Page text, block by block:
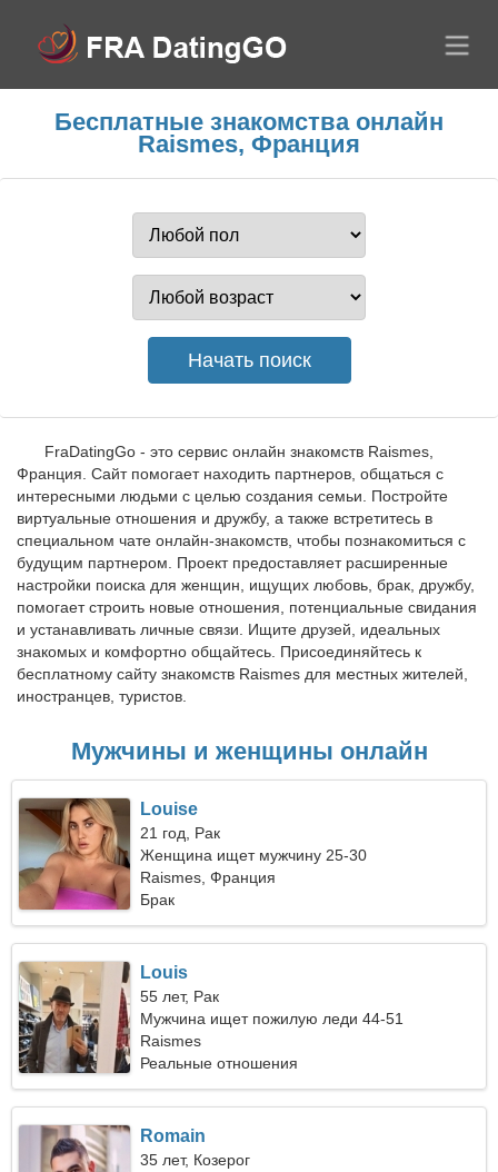
Бесплатные знакомства онлайн
Raismes, Франция
FraDatingGo - это сервис онлайн знакомств Raismes,
Франция. Сайт помогает находить партнеров, общаться с
интересными людьми с целью создания семьи. Постройте
виртуальные отношения и дружбу, а также встретитесь в
специальном чате онлайн-знакомств, чтобы познакомиться с
будущим партнером. Проект предоставляет расширенные
настройки поиска для женщин, ищущих любовь, брак, дружбу,
помогает строить новые отношения, потенциальные свидания
и устанавливать личные связи. Ищите друзей, идеальных
знакомых и комфортно общайтесь. Присоединяйтесь к
бесплатному сайту знакомств Raismes для местных жителей,
иностранцев, туристов.
Мужчины и женщины онлайн
Louise
21 год, Рак
Женщина ищет мужчину 25-30
Raismes, Франция
Брак
Louis
55 лет, Рак
Мужчина ищет пожилую леди 44-51
Raismes
Реальные отношения
Romain
35 лет, Козерог